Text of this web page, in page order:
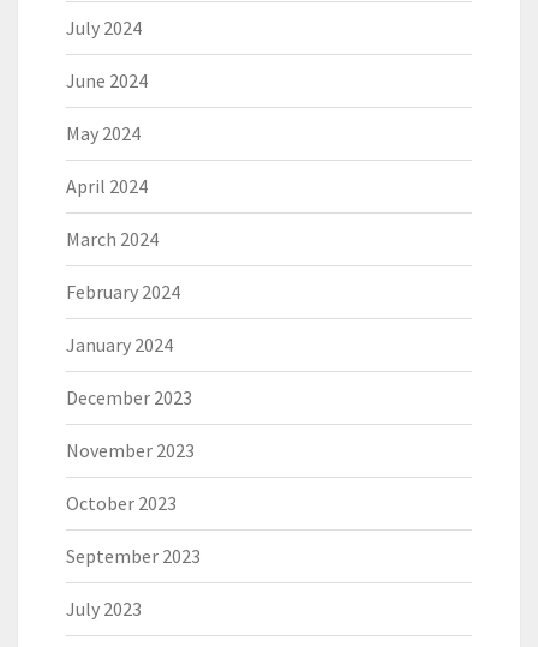
July 2024
June 2024
May 2024
April 2024
March 2024
February 2024
January 2024
December 2023
November 2023
October 2023
September 2023
July 2023